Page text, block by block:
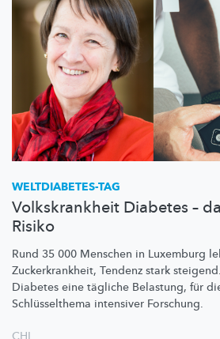
WELTDIABETES-TAG
Volkskrankheit Diabetes –
Risiko
Rund 35 000 Menschen in Luxemburg
Zuckerkrankheit, Tendenz stark
Diabetes eine tägliche Belastung, für
Schlüsselthema intensiver Forschung.